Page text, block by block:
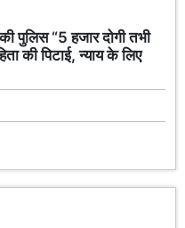
“5 हजार दोगी तभी
की पिटाई, न्याय के लिए